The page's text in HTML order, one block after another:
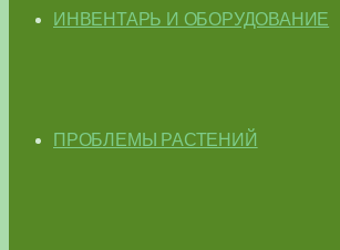
ИНВЕНТАРЬ И ОБОРУДОВАНИЕ
ПРОБЛЕМЫ РАСТЕНИЙ